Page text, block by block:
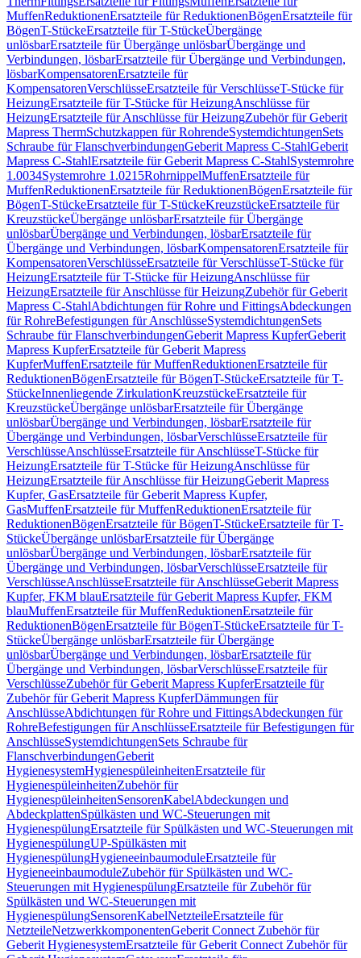
MuffenReduktionenErsatzteile für ReduktionenBögenErsatzteile für
BögenT-StückeErsatzteile für T-StückeÜbergänge
unlösbarErsatzteile für Übergänge unlösbarÜbergänge und
Verbindungen, lösbarErsatzteile für Übergänge und Verbindungen,
lösbarKompensatorenErsatzteile für
KompensatorenVerschlüsseErsatzteile für VerschlüsseT-Stücke für
HeizungErsatzteile für T-Stücke für HeizungAnschlüsse für
HeizungErsatzteile für Anschlüsse für HeizungZubehör für Geberit
Mapress ThermSchutzkappen für RohrendeSystemdichtungenSets
Schraube für FlanschverbindungenGeberit Mapress C-StahlGeberit
Mapress C-StahlErsatzteile für Geberit Mapress C-StahlSystemrohre
1.0034Systemrohre 1.0215RohrnippelMuffenErsatzteile für
MuffenReduktionenErsatzteile für ReduktionenBögenErsatzteile für
BögenT-StückeErsatzteile für T-StückeKreuzstückeErsatzteile für
KreuzstückeÜbergänge unlösbarErsatzteile für Übergänge
unlösbarÜbergänge und Verbindungen, lösbarErsatzteile für
Übergänge und Verbindungen, lösbarKompensatorenErsatzteile für
KompensatorenVerschlüsseErsatzteile für VerschlüsseT-Stücke für
HeizungErsatzteile für T-Stücke für HeizungAnschlüsse für
HeizungErsatzteile für Anschlüsse für HeizungZubehör für Geberit
Mapress C-StahlAbdichtungen für Rohre und FittingsAbdeckungen
für RohreBefestigungen für AnschlüsseSystemdichtungenSets
Schraube für FlanschverbindungenGeberit Mapress KupferGeberit
Mapress KupferErsatzteile für Geberit Mapress
KupferMuffenErsatzteile für MuffenReduktionenErsatzteile für
ReduktionenBögenErsatzteile für BögenT-StückeErsatzteile für T-
StückeInnenliegende ZirkulationKreuzstückeErsatzteile für
KreuzstückeÜbergänge unlösbarErsatzteile für Übergänge
unlösbarÜbergänge und Verbindungen, lösbarErsatzteile für
Übergänge und Verbindungen, lösbarVerschlüsseErsatzteile für
VerschlüsseAnschlüsseErsatzteile für AnschlüsseT-Stücke für
HeizungErsatzteile für T-Stücke für HeizungAnschlüsse für
HeizungErsatzteile für Anschlüsse für HeizungGeberit Mapress
Kupfer, GasErsatzteile für Geberit Mapress Kupfer,
GasMuffenErsatzteile für MuffenReduktionenErsatzteile für
ReduktionenBögenErsatzteile für BögenT-StückeErsatzteile für T-
StückeÜbergänge unlösbarErsatzteile für Übergänge
unlösbarÜbergänge und Verbindungen, lösbarErsatzteile für
Übergänge und Verbindungen, lösbarVerschlüsseErsatzteile für
VerschlüsseAnschlüsseErsatzteile für AnschlüsseGeberit Mapress
Kupfer, FKM blauErsatzteile für Geberit Mapress Kupfer, FKM
blauMuffenErsatzteile für MuffenReduktionenErsatzteile für
ReduktionenBögenErsatzteile für BögenT-StückeErsatzteile für T-
StückeÜbergänge unlösbarErsatzteile für Übergänge
unlösbarÜbergänge und Verbindungen, lösbarErsatzteile für
Übergänge und Verbindungen, lösbarVerschlüsseErsatzteile für
VerschlüsseZubehör für Geberit Mapress KupferErsatzteile für
Zubehör für Geberit Mapress KupferDämmungen für
AnschlüsseAbdichtungen für Rohre und FittingsAbdeckungen für
RohreBefestigungen für AnschlüsseErsatzteile für Befestigungen für
AnschlüsseSystemdichtungenSets Schraube für
FlanschverbindungenGeberit
HygienesystemHygienespüleinheitenErsatzteile für
HygienespüleinheitenZubehör für
HygienespüleinheitenSensorenKabelAbdeckungen und
AbdeckplattenSpülkästen und WC-Steuerungen mit
HygienespülungErsatzteile für Spülkästen und WC-Steuerungen mit
HygienespülungUP-Spülkästen mit
HygienespülungHygieneeinbaumoduleErsatzteile für
HygieneeinbaumoduleZubehör für Spülkästen und WC-
Steuerungen mit HygienespülungErsatzteile für Zubehör für
Spülkästen und WC-Steuerungen mit
HygienespülungSensorenKabelNetzteileErsatzteile für
NetzteileNetzwerkkomponentenGeberit Connect Zubehör für
Geberit HygienesystemErsatzteile für Geberit Connect Zubehör für